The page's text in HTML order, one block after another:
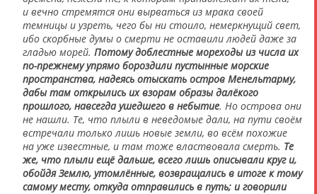
и вечно стремятся они вырваться из мрака своей
темницы и узреть, чего бы ни стоило, немеркнущий свет,
ибо скорбные думы о смерти не оставили людей даже за
гладью морей. Потому доблестные мореходы из числа их
по-прежнему упрямо бороздили пустынные морские
пространства, надеясь отыскать остров Менельтарму,
дабы там открылись их взорам образы далёкого
прошлого, навсегда ушедшего в небытие. Но острова они
не нашли. Те, что плыли в неведомые дали, на пути своём
встречали только лишь новые земли, во всём похожие
на уже известные, и там тоже властвовала смерть. Те
же, что плыли ещё дальше, всего лишь описывали круг и,
обойдя Землю, утомлённые, возвращались в итоге к тому
самому месту, откуда отправились в путь; и говорили